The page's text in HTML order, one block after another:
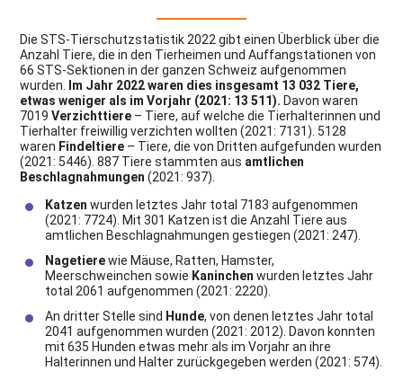
Die STS-Tierschutzstatistik 2022 gibt einen Überblick über die
Anzahl Tiere, die in den Tierheimen und Auffangstationen von
66 STS-Sektionen in der ganzen Schweiz aufgenommen
wurden.
Im Jahr 2022 waren dies insgesamt 13 032 Tiere,
etwas weniger als im Vorjahr (2021: 13 511). Davon waren
7019 Verzichttiere – Tiere, auf welche die Tierhalterinnen und
Tierhalter freiwillig verzichten wollten (2021: 7131). 5128
waren Findeltiere – Tiere, die von Dritten aufgefunden wurden
(2021: 5446). 887 Tiere stammten aus amtlichen
Beschlagnahmungen (2021: 937).
Katzen wurden letztes Jahr total 7183 aufgenommen
(2021: 7724). Mit 301 Katzen ist die Anzahl Tiere aus
amtlichen Beschlagnahmungen gestiegen (2021: 247).
Nagetierewie Mäuse, Ratten, Hamster,
Meerschweinchen sowie Kaninchen wurden letztes Jahr
total 2061 aufgenommen (2021: 2220).
An dritter Stelle sind Hunde, von denen letztes Jahr total
2041 aufgenommen wurden (2021: 2012). Davon konnten
mit 635 Hunden etwas mehr als im Vorjahr an ihre
Halterinnen und Halter zurückgegeben werden (2021: 574).